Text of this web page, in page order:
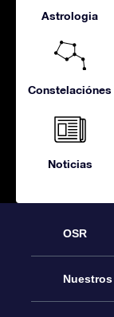
Astrologia
Constelaciónes
Noticias
OSR
Atención